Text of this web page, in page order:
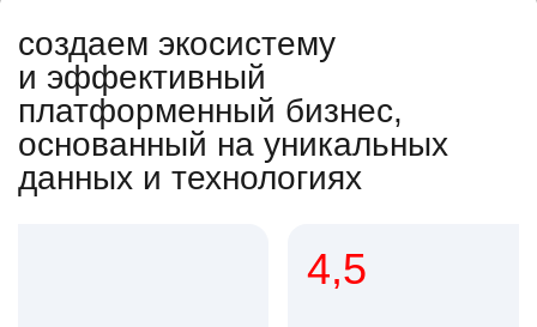
создаем экосистему
и эффективный
платформенный бизнес,
основанный на уникальных
данных и технологиях